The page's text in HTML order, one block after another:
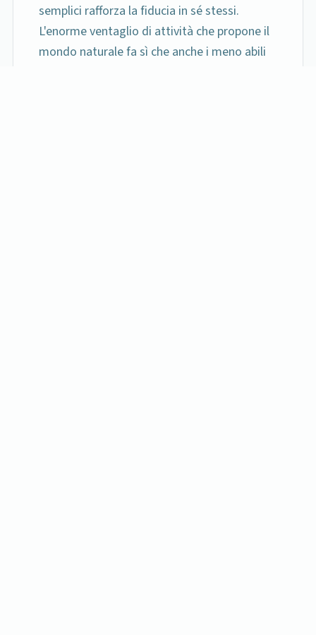
semplici rafforza la fiducia in sé stessi.
L'enorme ventaglio di attività che propone il
mondo naturale fa sì che anche i meno abili